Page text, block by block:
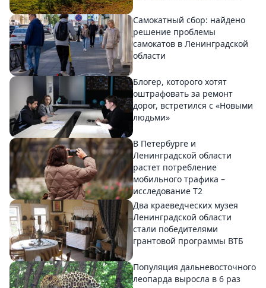
Самокатный сбор: найдено
решение проблемы
самокатов в Ленинградской
области
Блогер, которого хотят
оштрафовать за ремонт
дорог, встретился с «Новыми
людьми»
В Петербурге и
Ленинградской области
растет потребление
мобильного трафика –
исследование T2
Два краеведческих музея
Ленинградской области
стали победителями
грантовой программы ВТБ
Популяция дальневосточного
леопарда выросла в 6 раз